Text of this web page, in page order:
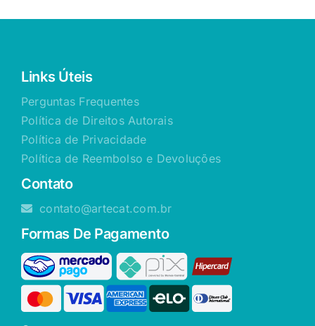
Links Úteis
Perguntas Frequentes
Política de Direitos Autorais
Política de Privacidade
Política de Reembolso e Devoluções
Contato
contato@artecat.com.br
Formas De Pagamento